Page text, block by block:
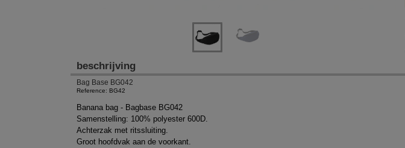
beschrijving
Bag Base BG042
Reference: BG42
Banana bag - Bagbase BG042
Samenstelling: 100% polyester 600D.
Achterzak met ritssluiting.
Groot hoofdvak aan de voorkant.